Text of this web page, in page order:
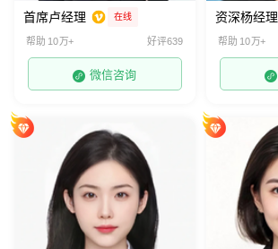
首席卢经理 在线
帮助 10万+ 好评639
微信咨询
资深杨经理
帮助 10万+